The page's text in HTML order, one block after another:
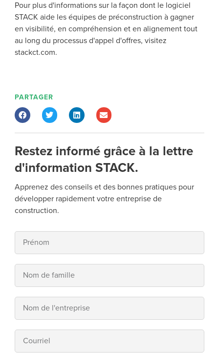
Pour plus d'informations sur la façon dont le logiciel
STACK aide les équipes de préconstruction à gagner
en visibilité, en compréhension et en alignement tout
au long du processus d'appel d'offres, visitez
stackct.com.
PARTAGER
Restez informé grâce à la lettre
d'information STACK.
Apprenez des conseils et des bonnes pratiques pour
développer rapidement votre entreprise de
construction.